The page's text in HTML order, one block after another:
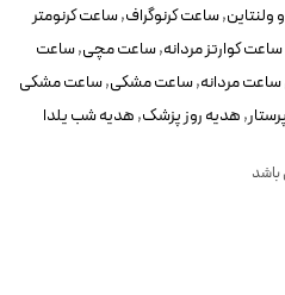
,ساعت کرنوگراف,ساعت کرنومتر
کوارتز مردانه,ساعت مچی,ساعت
مردانه,ساعت مشکی,ساعت مشکی
,هدیه روز پزشک,هدیه شب یلدا